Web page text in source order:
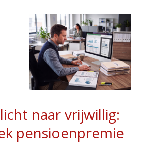
naar vrijwillig:
pensioenpremie